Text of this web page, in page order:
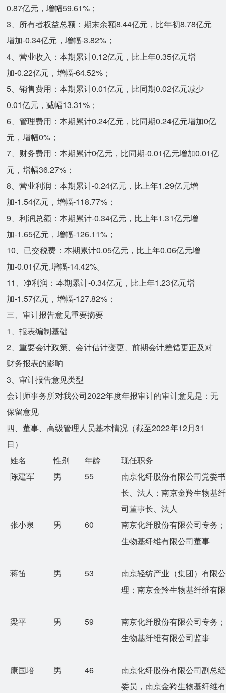
0.87亿元，增幅59.61%；
3、所有者权益总额：期末余额8.44亿元，比年初8.78亿元
增加-0.34亿元，增幅-3.82%；
4、营业收入：本期累计0.12亿元，比上年0.35亿元增
加-0.22亿元，增幅-64.52%；
5、销售费用：本期累计0.01亿元，比同期0.02亿元减少
0.01亿元，减幅13.31%；
6、管理费用：本期累计0.24亿元，比同期0.24亿元增加0亿
元，增幅0%；
7、财务费用：本期累计0亿元，比同期-0.01亿元增加0.01亿
元，增幅36.27%；
8、营业利润：本期累计-0.24亿元，比上年1.29亿元增
加-1.54亿元，增幅-118.77%；
9、利润总额：本期累计-0.34亿元，比上年1.31亿元增
加-1.65亿元，增幅-126.11%；
10、已交税费：本期累计0.05亿元，比上年0.06亿元增
加-0.01亿元,增幅-14.42%。
11、净利润：本期累计-0.34亿元，比上年1.23亿元增
加-1.57亿元，增幅-127.82%；
三、审计报告意见重要摘要
1、报表编制基础
2、重要会计政策、会计估计变更、前期会计差错更正及对
财务报表的影响
3、审计报告意见类型
会计师事务所对我公司2022年度年报审计的审计意见是：无
保留意见
四、董事、高级管理人员基本情况（截至2022年12月31
日）
姓名
性别 年龄
现任职务
陈建军
男 55
南京化纤股份有限公司党委
长、法人；南京金羚生物基
司董事长、法人
张小泉
男 60
南京化纤股份有限公司专务
生物基纤维有限公司董事
蒋笛 男 53
南京轻纺产业（集团）有限
理；南京金羚生物基纤维有
梁平 男 59
南京化纤股份有限公司专务
生物基纤维有限公司监事
康国培 男 46
南京化纤股份有限公司副总
委员，南京金羚生物基纤维